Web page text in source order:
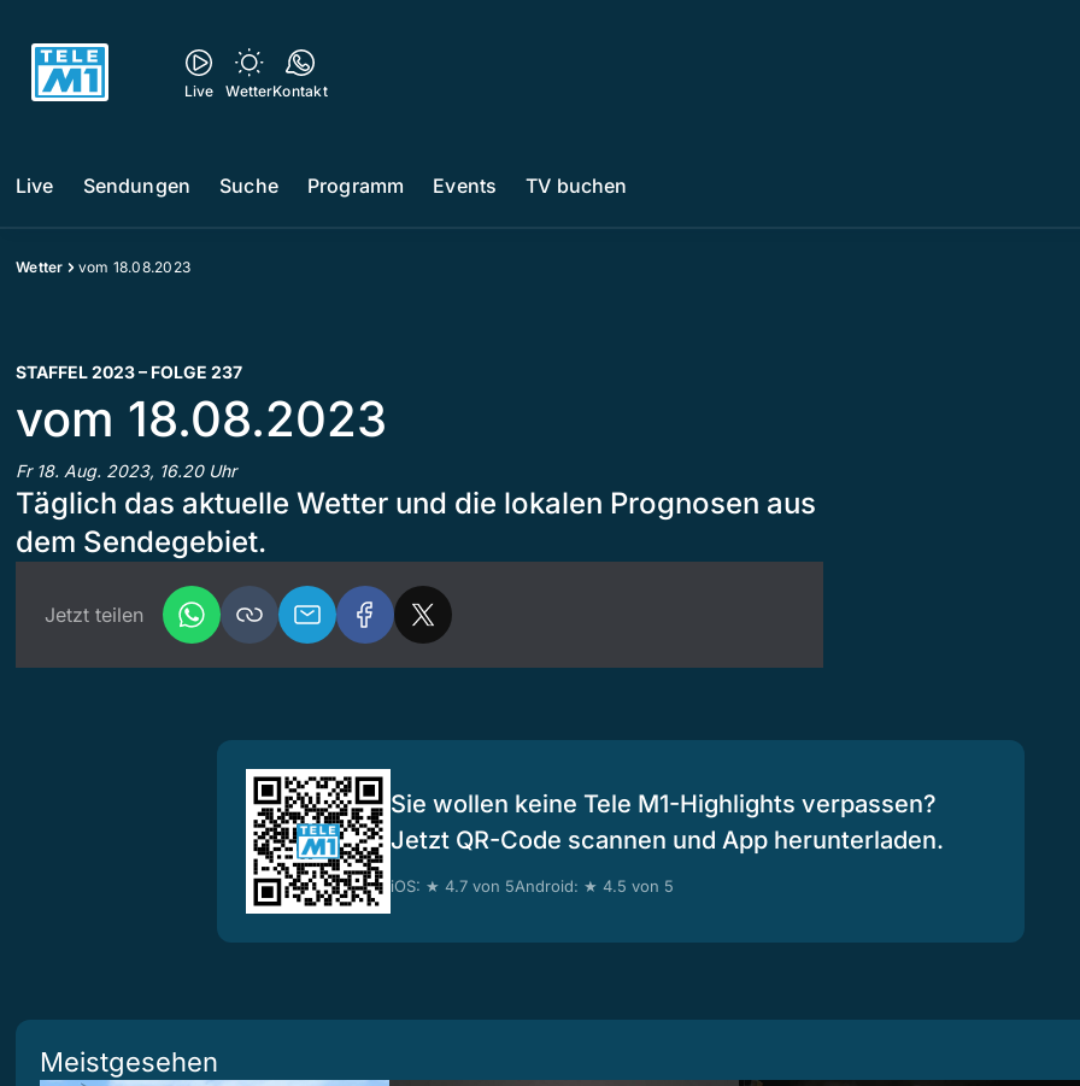
Live WetterKontakt
Live Sendungen Suche Programm Events TV buchen
Wetter vom 18.08.2023
STAFFEL 2023 – FOLGE 237
vom 18.08.2023
Fr 18. Aug. 2023, 16.20 Uhr
Täglich das aktuelle Wetter und die lokalen Prognosen aus
dem Sendegebiet.
Jetzt teilen
Sie wollen keine Tele M1-Highlights verpassen?
Jetzt QR-Code scannen und App herunterladen.
iOS: ★ 4.7 von 5Android: ★ 4.5 von 5
Meistgesehen